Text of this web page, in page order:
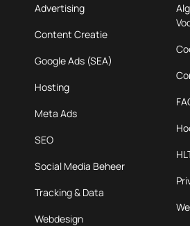
Advertising
Content Creatie
Google Ads (SEA)
Hosting
Meta Ads
SEO
Social Media Beheer
Tracking & Data
Webdesign